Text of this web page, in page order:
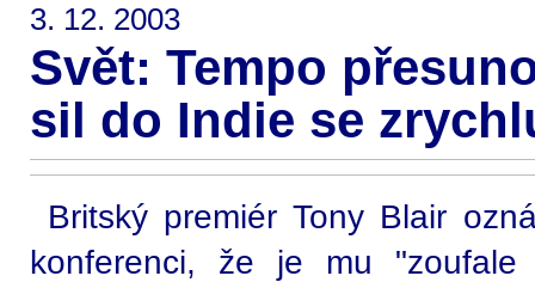
3. 12. 2003
Svět: Tempo
sil do Indie se
Britský premiér Tony Blair
konferenci, že je mu